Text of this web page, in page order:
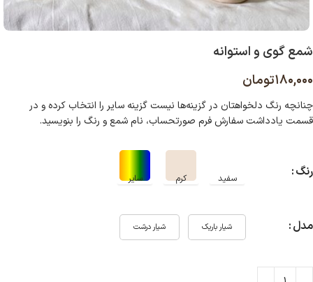
شمع گوی و استوانه
۱۸۰,۰۰۰تومان
چنانچه رنگ دلخواهتان در گزینه‌ها نیست گزینه سایر را انتخاب کرده و در
قسمت یادداشت سفارش فرم صورتحساب، نام شمع و رنگ را بنویسید.
رنگ
مدل شیار باریک شیار درشت